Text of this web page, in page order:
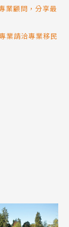
業顧問，分享最
業請洽專業移民